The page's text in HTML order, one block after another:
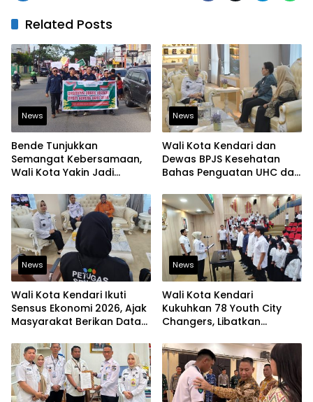
Related Posts
News
Bende Tunjukkan
Semangat Kebersamaan,
Wali Kota Yakin Jadi
Lain
News
Wali Kota Kendari dan
Dewas BPJS Kesehatan
Bahas Penguatan UHC dan
Kesehatan
News
Wali Kota Kendari Ikuti
Sensus Ekonomi 2026, Ajak
Masyarakat Berikan Data
News
Wali Kota Kendari
Kukuhkan 78 Youth City
Changers, Libatkan
Perubahan Kota